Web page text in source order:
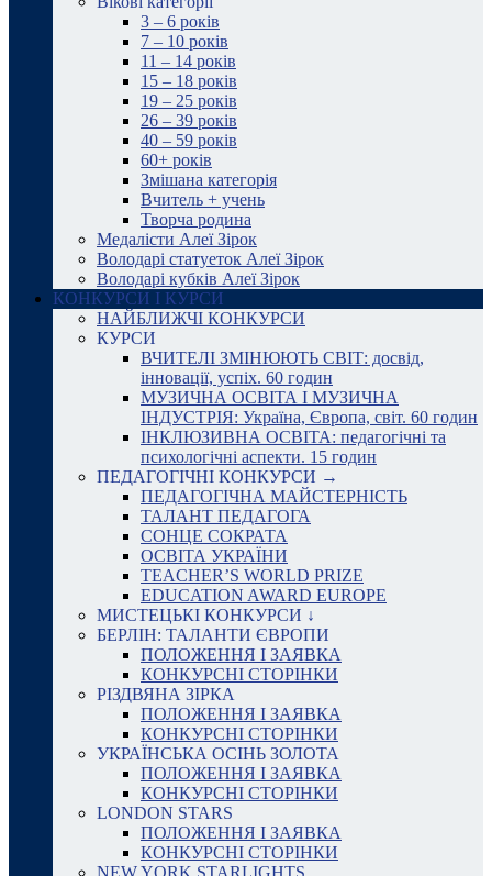
3 – 6 років
7 – 10 років
11 – 14 років
15 – 18 років
19 – 25 років
26 – 39 років
40 – 59 років
60+ років
Змішана категорія
Вчитель + учень
Творча родина
Медалісти Алеї Зірок
Володарі статуеток Алеї Зірок
Володарі кубків Алеї Зірок
КОНКУРСИ І КУРСИ
НАЙБЛИЖЧІ КОНКУРСИ
КУРСИ
ВЧИТЕЛІ ЗМІНЮЮТЬ СВІТ: досвід,
інновації, успіх. 60 годин
МУЗИЧНА ОСВІТА І МУЗИЧНА
ІНДУСТРІЯ: Україна, Європа, світ. 60 годин
ІНКЛЮЗИВНА ОСВІТА: педагогічні та
психологічні аспекти. 15 годин
ПЕДАГОГІЧНІ КОНКУРСИ →
ПЕДАГОГІЧНА МАЙСТЕРНІСТЬ
ТАЛАНТ ПЕДАГОГА
СОНЦЕ СОКРАТА
ОСВІТА УКРАЇНИ
TEACHER’S WORLD PRIZE
EDUCATION AWARD EUROPE
МИСТЕЦЬКІ КОНКУРСИ ↓
БЕРЛІН: ТАЛАНТИ ЄВРОПИ
ПОЛОЖЕННЯ І ЗАЯВКА
КОНКУРСНІ СТОРІНКИ
РІЗДВЯНА ЗІРКА
ПОЛОЖЕННЯ І ЗАЯВКА
КОНКУРСНІ СТОРІНКИ
УКРАЇНСЬКА ОСІНЬ ЗОЛОТА
ПОЛОЖЕННЯ І ЗАЯВКА
КОНКУРСНІ СТОРІНКИ
LONDON STARS
ПОЛОЖЕННЯ І ЗАЯВКА
КОНКУРСНІ СТОРІНКИ
NEW YORK STARLIGHTS